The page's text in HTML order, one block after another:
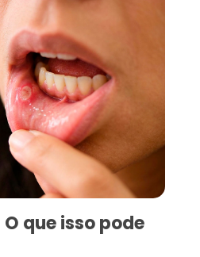
que isso pode